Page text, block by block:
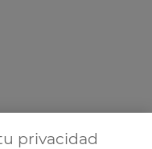
privacidad